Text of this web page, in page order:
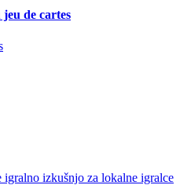
de cartes
izkušnjo za lokalne igralce